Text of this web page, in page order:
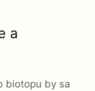
a
biotopu by sa